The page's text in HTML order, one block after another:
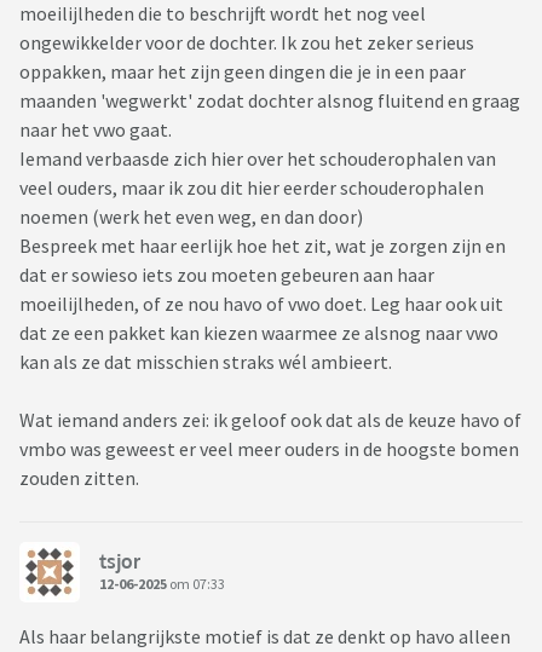
moeilijlheden die to beschrijft wordt het nog veel
ongewikkelder voor de dochter. Ik zou het zeker serieus
oppakken, maar het zijn geen dingen die je in een paar
maanden 'wegwerkt' zodat dochter alsnog fluitend en graag
naar het vwo gaat.
Iemand verbaasde zich hier over het schouderophalen van
veel ouders, maar ik zou dit hier eerder schouderophalen
noemen (werk het even weg, en dan door)
Bespreek met haar eerlijk hoe het zit, wat je zorgen zijn en
dat er sowieso iets zou moeten gebeuren aan haar
moeilijlheden, of ze nou havo of vwo doet. Leg haar ook uit
dat ze een pakket kan kiezen waarmee ze alsnog naar vwo
kan als ze dat misschien straks wél ambieert.
Wat iemand anders zei: ik geloof ook dat als de keuze havo of
vmbo was geweest er veel meer ouders in de hoogste bomen
zouden zitten.
tsjor
12-06-2025 om 07:33
Als haar belangrijkste motief is dat ze denkt op havo alleen